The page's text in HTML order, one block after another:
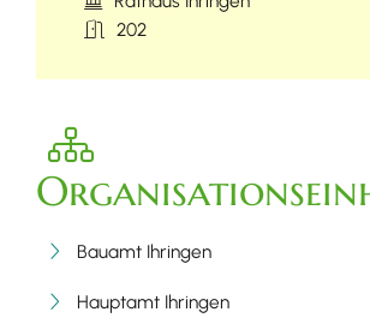
202
Bauamt Ihringen
Hauptamt Ihringen